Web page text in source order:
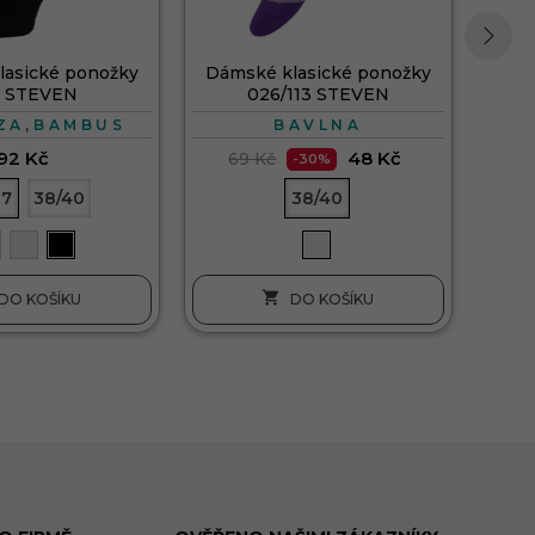
ponožky
STEVEN
, BAMBUS
Kč
38/40
DO KOŠÍKU
Dámské klasické ponožky
026/113 STEVEN
BAVLNA
69 Kč -30% 48 Kč
38/40
 DO KOŠÍKU